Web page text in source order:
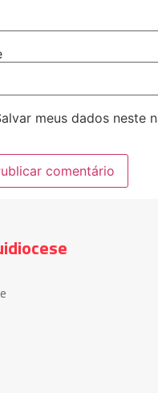
meus dados neste